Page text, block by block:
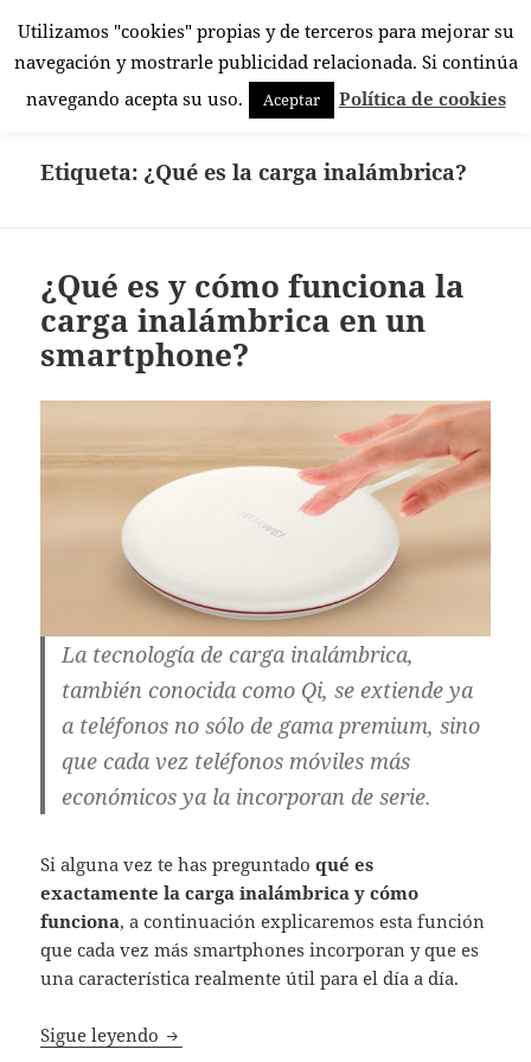
El Rincón Androide
MENÚ
Y
Etiqueta: ¿Qué es la carga inalámbrica?
¿Qué es y cómo funciona la
carga inalámbrica en un
smartphone?
La tecnología de carga inalámbrica,
también conocida como Qi, se extiende ya
a teléfonos no sólo de gama premium, sino
que cada vez teléfonos móviles más
económicos ya la incorporan de serie.
Si alguna vez te has preguntadoqué es
exactamente la carga inalámbrica y cómo
funciona, a continuación explicaremos esta función
que cada vez más smartphones incorporan y que es
una característica realmente útil para el día a día.
Sigue leyendo ¿Qué es y cómo funciona la carga
Utilizamos "cookies" propias y de terceros para mejorar su
navegación y mostrarle publicidad relacionada. Si continúa
navegando acepta su uso.
Aceptar Política de cookies